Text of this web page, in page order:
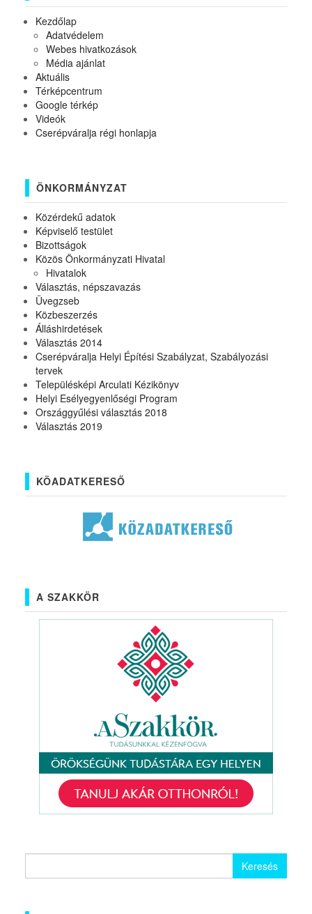
Kezdőlap
Adatvédelem
Webes hivatkozások
Média ajánlat
Aktuális
Térképcentrum
Google térkép
Videók
Cserépváralja régi honlapja
ÖNKORMÁNYZAT
Közérdekű adatok
Képviselő testület
Bizottságok
Közös Önkormányzati Hivatal
Hivatalok
Választás, népszavazás
Üvegzseb
Közbeszerzés
Álláshirdetések
Választás 2014
Cserépváralja Helyi Építési Szabályzat, Szabályozási
tervek
Településképi Arculati Kézikönyv
Helyi Esélyegyenlőségi Program
Országgyűlési választás 2018
Választás 2019
KÖADATKERESŐ
A SZAKKÖR